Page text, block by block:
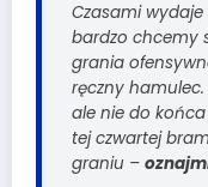
Czasami
bardzo chcemy
grania
ręczny
ale nie do
tej czwartej
graniu –